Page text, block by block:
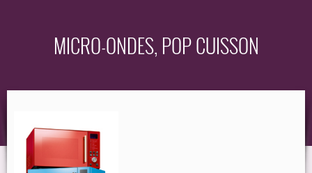
GUIDE
MICRO-ONDES, POP CUISSON